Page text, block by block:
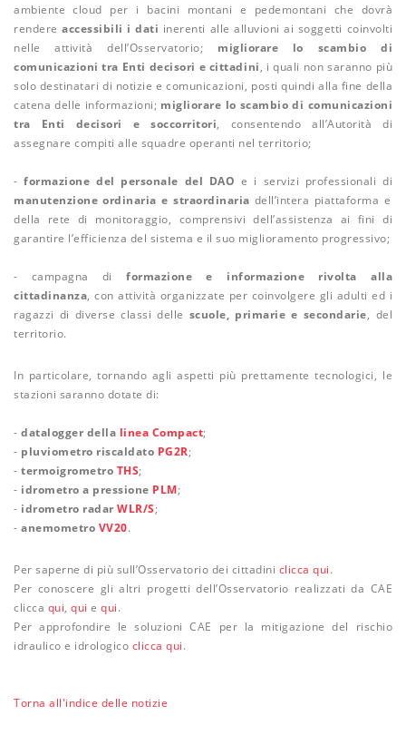
ambiente cloud per i bacini montani e pedemontani che dovrà
rendereaccessibili i dati inerenti alle alluvioni ai soggetti coinvolti
nelle attività dell’Osservatorio; migliorare lo scambio di
comunicazioni tra Enti decisori e cittadini, i quali non saranno più
solo destinatari di notizie e comunicazioni, posti quindi alla fine della
catena delle informazioni; migliorare lo scambio di comunicazioni
tra Enti decisori e soccorritori, consentendo all’Autorità di
assegnare compiti alle squadre operanti nel territorio;
- formazione del personale del DAO e i servizi professionali di
manutenzione ordinaria e straordinaria dell’intera piattaforma e
della rete di monitoraggio, comprensivi dell’assistenza ai fini di
garantire l’efficienza del sistema e il suo miglioramento progressivo;
- campagna diformazione e informazione rivolta alla
cittadinanza, con attività organizzate per coinvolgere gli adulti ed i
ragazzi di diverse classi delle scuole, primarie e secondarie, del
territorio.
In particolare, tornando agli aspetti più prettamente tecnologici, le
stazioni saranno dotate di:
- datalogger della linea Compact;
- pluviometro riscaldato PG2R;
- termoigrometro THS;
- idrometro a pressione PLM;
- idrometro radar WLR/S;
- anemometro VV20.
Per saperne di più sull’Osservatorio dei cittadini clicca qui.
Per conoscere gli altri progetti dell’Osservatorio realizzati da CAE
clicca qui, qui e qui.
Per approfondire le soluzioni CAE per la mitigazione del rischio
idraulico e idrologico clicca qui.
Torna all'indice delle notizie